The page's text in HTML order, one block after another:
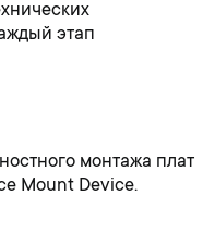
этап
монтажа плат
Mount Device.